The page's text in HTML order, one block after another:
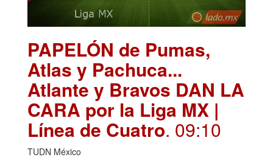
PAPELÓN de Pumas,
Atlas y Pachuca...
Atlante y Bravos DAN LA
CARA por la Liga MX |
Línea de Cuatro. 09:10
TUDN México